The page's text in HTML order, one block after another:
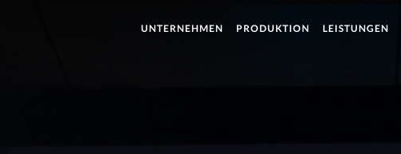
UNTERNEHMEN PRODUKTION LEISTUNGEN